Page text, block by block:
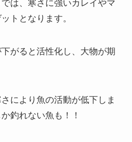
は、寒さに強いカレイやマ
トとなります。
がると活性化し、大物が期
により魚の活動が低下しま
釣れない魚も！！